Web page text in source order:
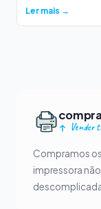
Ler mais →
Vender
Compramos
impressora